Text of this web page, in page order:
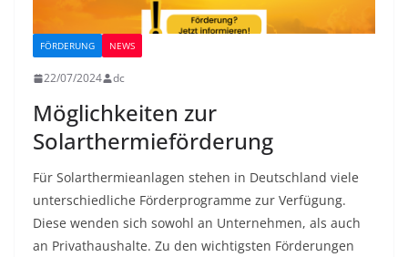
FÖRDERUNG NEWS
22/07/2024 dc
Möglichkeiten zur
Solarthermieförderung
Für Solarthermieanlagen stehen in Deutschland viele
unterschiedliche Förderprogramme zur Verfügung.
Diese wenden sich sowohl an Unternehmen, als auch
an Privathaushalte. Zu den wichtigsten Förderungen